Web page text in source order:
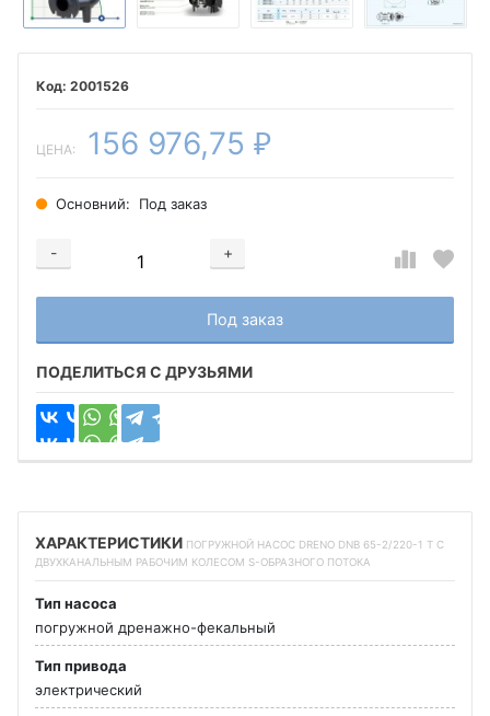
2001526
ЦЕНА: 156 976,75 ₽
Основний: Под заказ
-
+
Добавляется...
Под заказ
Добавлен
ПОДЕЛИТЬСЯ С ДРУЗЬЯМИ
ХАРАКТЕРИСТИКИ ПОГРУЖНОЙ НАСОС DRENO DNB 65-2/220-1 T С
ДВУХКАНАЛЬНЫМ РАБОЧИМ КОЛЕСОМ S-ОБРАЗНОГО ПОТОКА
Тип насоса
погружной дренажно-фекальный
Тип привода
электрический